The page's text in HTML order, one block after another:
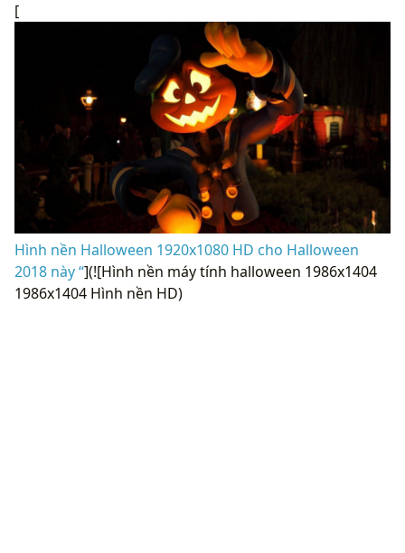
[
Hình nền Halloween 1920x1080 HD cho Halloween
2018 này “](![Hình nền máy tính halloween 1986x1404
1986x1404 Hình nền HD)